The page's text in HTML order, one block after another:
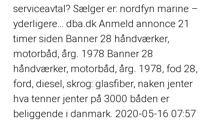
serviceavtal? Sælger er: nordfyn marine –
yderligere… dba.dk Anmeld annonce 21
timer siden Banner 28 håndværker,
motorbåd, årg. 1978 Banner 28
håndværker, motorbåd, årg. 1978, fod 28,
ford, diesel, skrog: glasfiber, naken jenter
hva tenner jenter på 3000 båden er
beliggende i danmark. 2020-05-16 07:57